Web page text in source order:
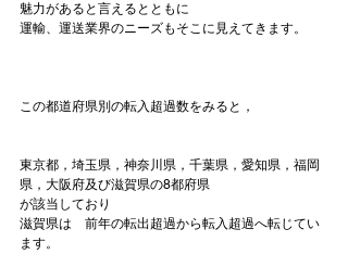
魅力があると言えるとともに
運輸、運送業界のニーズもそこに見えてきます。
この都道府県別の転入超過数をみると，
東京都，埼玉県，神奈川県，千葉県，愛知県，福岡
県，大阪府及び滋賀県の8都府県
が該当しており
滋賀県は　前年の転出超過から転入超過へ転じてい
ます。